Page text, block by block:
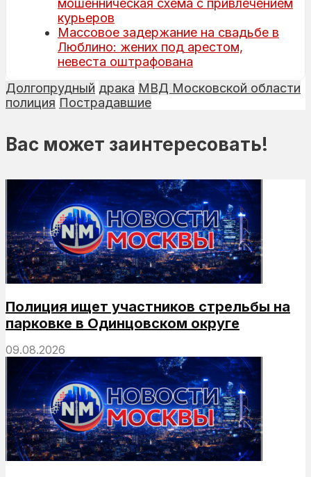
мошенническая схема с привлечением
курьеров
Массовое задержание на свадьбе в
Люблино: жених под арестом,
невеста оштрафована
Долгопрудный драка МВД Московской области
полиция Пострадавшие
Вас может заинтересовать!
Полиция ищет участников стрельбы на
парковке в Одинцовском округе
09.08.2026